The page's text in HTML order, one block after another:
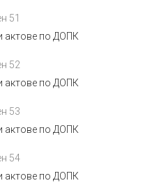
51
актове по ДОПК
52
актове по ДОПК
53
актове по ДОПК
54
актове по ДОПК